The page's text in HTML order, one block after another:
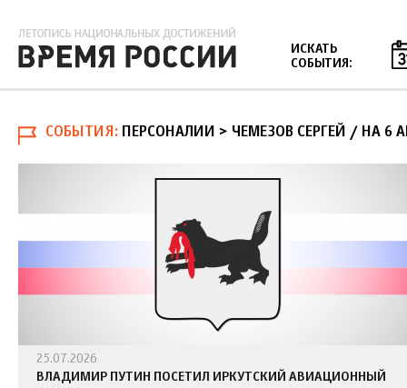
ИСКАТЬ
СОБЫТИЯ:
СОБЫТИЯ ПЕРСОНАЛИИ > ЧЕМЕЗОВ СЕРГЕЙ / НА 6
25.07.2026
ВЛАДИМИР ПУТИН ПОСЕТИЛ ИРКУТСКИЙ АВИАЦИОННЫЙ